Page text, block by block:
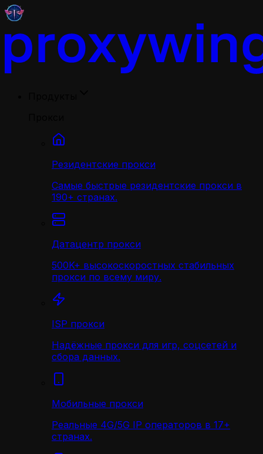
Резидентские прокси
Самые быстрые резидентские прокси в
190+ странах.
Датацентр прокси
500K+ высокоскоростных стабильных
прокси по всему миру.
ISP прокси
Надёжные прокси для игр, соцсетей и
сбора данных.
Мобильные прокси
Реальные 4G/5G IP операторов в 17+
странах.